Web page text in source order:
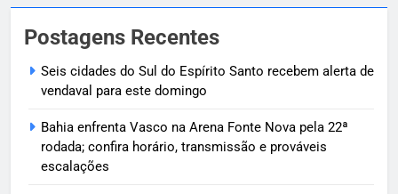
Postagens Recentes
Seis cidades do Sul do Espírito Santo recebem alerta de
vendaval para este domingo
Bahia enfrenta Vasco na Arena Fonte Nova pela 22ª
rodada; confira horário, transmissão e prováveis
escalações